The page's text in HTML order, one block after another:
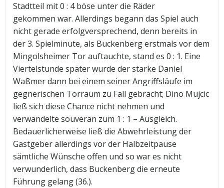
Stadtteil mit 0 : 4 böse unter die Räder
gekommen war. Allerdings begann das Spiel auch
nicht gerade erfolgversprechend, denn bereits in
der 3. Spielminute, als Buckenberg erstmals vor dem
Mingolsheimer Tor auftauchte, stand es 0 : 1. Eine
Viertelstunde später wurde der starke Daniel
Waßmer dann bei einem seiner Angriffsläufe im
gegnerischen Torraum zu Fall gebracht; Dino Mujcic
ließ sich diese Chance nicht nehmen und
verwandelte souverän zum 1 : 1 – Ausgleich.
Bedauerlicherweise ließ die Abwehrleistung der
Gastgeber allerdings vor der Halbzeitpause
sämtliche Wünsche offen und so war es nicht
verwunderlich, dass Buckenberg die erneute
Führung gelang (36.).